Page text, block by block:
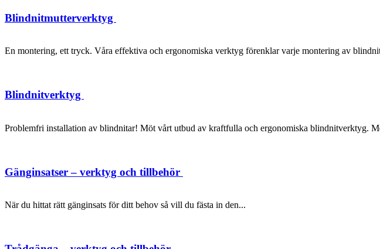
Blindnitmutterverktyg
En montering, ett tryck. Våra effektiva och ergonomiska verktyg förenklar varje montering av
Blindnitverktyg
Problemfri installation av blindnitar! Möt vårt utbud av kraftfulla och ergonomiska blindnitverktyg.
Gänginsatser – verktyg och tillbehör
När du hittat rätt gänginsats för ditt behov så vill du fästa in den...